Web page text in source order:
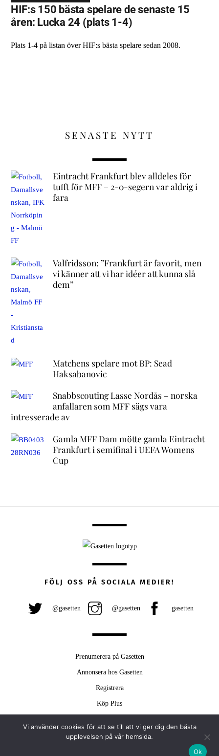
HIF:s 150 bästa spelare de senaste 15
åren: Lucka 24 (plats 1-4)
Plats 1-4 på listan över HIF:s bästa spelare sedan 2008.
SENASTE NYTT
Eintracht Frankfurt blev alldeles för
tufft för MFF – 2-0-segern var aldrig i
fara
Valfridsson: ”Frankfurt är favorit, men
vi känner att vi har idéer att kunna slå
dem”
Matchens spelare mot BP: Sead
Haksabanovic
Snabbscouting Lasse Nordås – norska
anfallaren som MFF sägs vara
intresserade av
Gamla MFF Dam mötte gamla Eintracht
Frankfurt i semifinal i UEFA Womens
Cup
To
FÖLJ OSS PÅ SOCIALA MEDIER!
@gasetten @gasetten gasetten
Prenumerera på Gasetten
Annonsera hos Gasetten
Registrera
Köp Plus
Vi använder cookies för att se till att vi ger dig den bästa
upplevelsen på vår hemsida.
Ok